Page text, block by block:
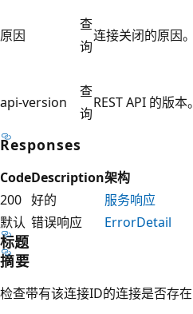
原因
查
询
连接关闭的原因。
api-version
查
询
REST API 的版本。
Responses
CodeDescription架构
200 好的
服务响应
默认 错误响应 ErrorDetail
标题
摘要
检查带有该连接ID的连接是否存在